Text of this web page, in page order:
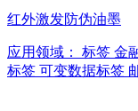
红外激发防伪油墨
应用领域： 标签 金
标签 可变数据标签